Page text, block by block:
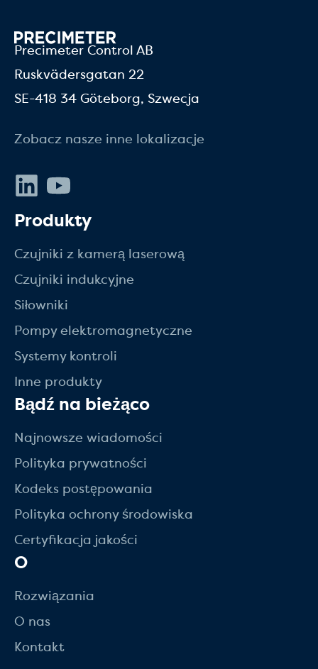
Precimeter Control AB
Ruskvädersgatan 22
SE-418 34 Göteborg, Szwecja
Zobacz nasze inne lokalizacje
LinkedIn
Produkty
Czujniki z kamerą laserową
Czujniki indukcyjne
Siłowniki
Pompy elektromagnetyczne
Systemy kontroli
Inne produkty
Bądź na bieżąco
Najnowsze wiadomości
Polityka prywatności
Kodeks postępowania
Polityka ochrony środowiska
Certyfikacja jakości
O
Rozwiązania
O nas
Kontakt